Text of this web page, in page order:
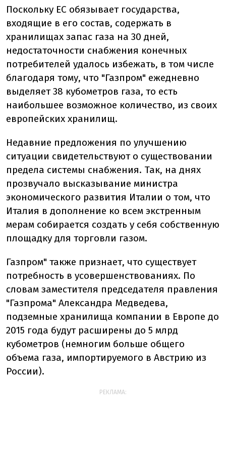
Поскольку ЕС обязывает государства,
входящие в его состав, содержать в
хранилищах запас газа на 30 дней,
недостаточности снабжения конечных
потребителей удалось избежать, в том числе
благодаря тому, что "Газпром" ежедневно
выделяет 38 кубометров газа, то есть
наибольшее возможное количество, из своих
европейских хранилищ.
Недавние предложения по улучшению
ситуации свидетельствуют о существовании
предела системы снабжения. Так, на днях
прозвучало высказывание министра
экономического развития Италии о том, что
Италия в дополнение ко всем экстренным
мерам собирается создать у себя собственную
площадку для торговли газом.
Газпром" также признает, что существует
потребность в усовершенствованиях. По
словам заместителя председателя правления
"Газпрома" Александра Медведева,
подземные хранилища компании в Европе до
2015 года будут расширены до 5 млрд
кубометров (немногим больше общего
объема газа, импортируемого в Австрию из
России).
РЕКЛАМА: